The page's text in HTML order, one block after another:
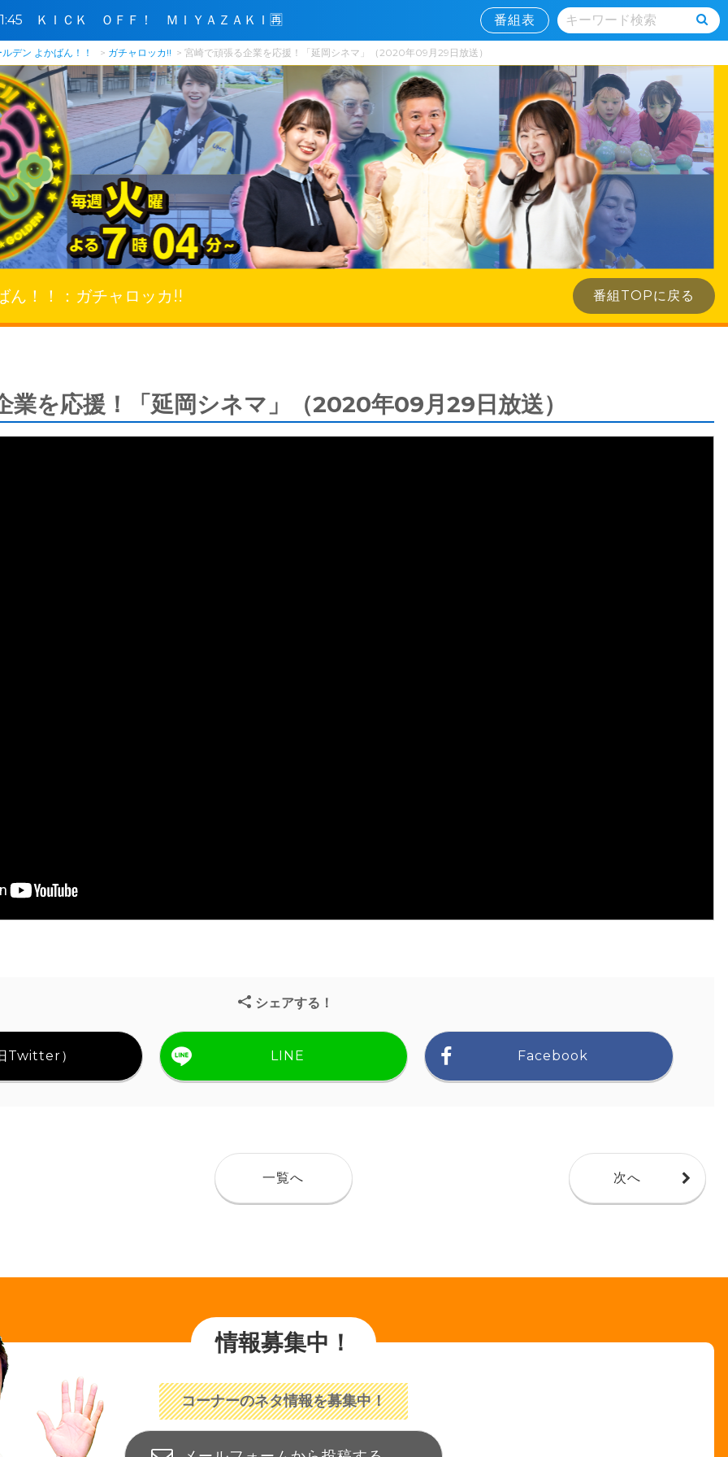
ＫＩＣＫ ＯＦＦ！ ＭＩＹＡＺＡＫＩ🈞 番組表
デン よかばん！！ ガチャロッカ!! 宮崎で頑張る企業を応援！「延岡シネマ」（2020年09月29日放送）
ん！！： ガチャロッカ!! 番組TOPに戻る
業を応援！「延岡シネマ」（2020年09月29日放送）
シェアする！
Twitter） LINE Facebook
一覧へ 次へ
情報募集中！
コーナーのネタ情報を募集中！